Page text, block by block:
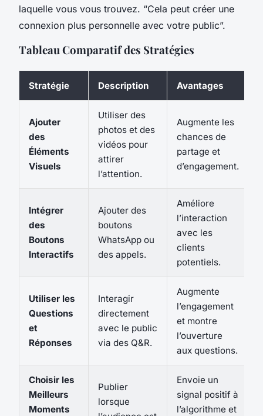
laquelle vous vous trouvez. “Cela peut créer une
connexion plus personnelle avec votre public”.
Tableau Comparatif des Stratégies
Stratégie Description Avantages
Ajouter
des
Éléments
Visuels
Utiliser des
photos et des
vidéos pour
attirer
l’attention.
Augmente les
chances de
partage et
d’engagement.
Intégrer
des
Boutons
Interactifs
Ajouter des
boutons
WhatsApp ou
des appels.
Améliore
l’interaction
avec les
clients
potentiels.
Utiliser les
Questions
et
Réponses
Interagir
directement
avec le public
via des Q&R.
Augmente
l’engagement
et montre
l’ouverture
aux questions.
Choisir les
Meilleurs
Moments
Publier
lorsque
Envoie un
signal positif à
l’algorithme et